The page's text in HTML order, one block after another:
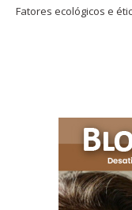
Fatores ecológicos e